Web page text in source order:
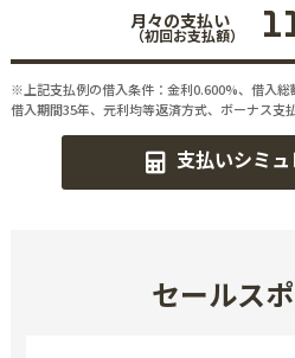
月々の支払い
（初回お支払額）
※上記支払例の借入条件：金利0.600%、借入総
借入期間35年、元利均等返済方式、ボーナス支
支払いシミ
セールス